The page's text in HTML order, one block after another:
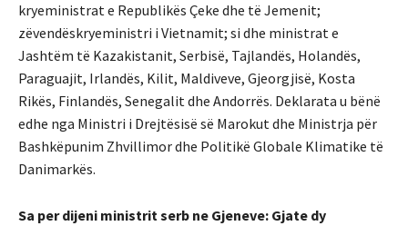
kryeministrat e Republikës Çeke dhe të Jemenit;
zëvendëskryeministri i Vietnamit; si dhe ministrat e
Jashtëm të Kazakistanit, Serbisë, Tajlandës, Holandës,
Paraguajit, Irlandës, Kilit, Maldiveve, Gjeorgjisë, Kosta
Rikës, Finlandës, Senegalit dhe Andorrës. Deklarata u bënë
edhe nga Ministri i Drejtësisë së Marokut dhe Ministrja për
Bashkëpunim Zhvillimor dhe Politikë Globale Klimatike të
Danimarkës.
Sa per dijeni ministrit serb ne Gjeneve: Gjate dy